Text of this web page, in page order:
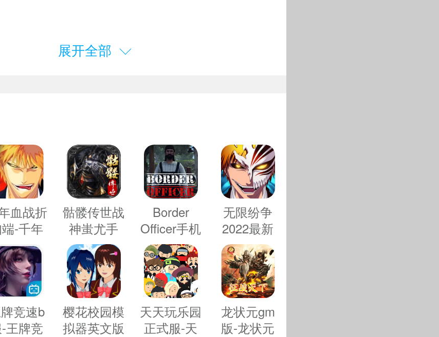
强加金币，返回会主菜单即可看到所加金币，无
行消灭
浩劫破解版介绍
策略塔防类手机游戏，玩家将在这里看到各种
你的任务就是想办法消灭它们，游戏上手非常
可以给你使用，还能跟好友一起团战。
展开全部
血战折
-千年
折扣服
费下载
折
平台
骷髅传世战
神蚩尤手
游-骷髅传
世战神蚩尤
免费下载
v1.0.0安卓
版
Border
Officer手机
版-Border
Officer中文
版免费下载
v1免费下
载汉化
无限纷争
2022最新
版-无限纷
争2022新
版免费下载
v2.58.342
竞速b
王牌竞
樱花校园模
拟器英文版
天天玩乐园
正式服-天
龙状元gm
版-龙状元